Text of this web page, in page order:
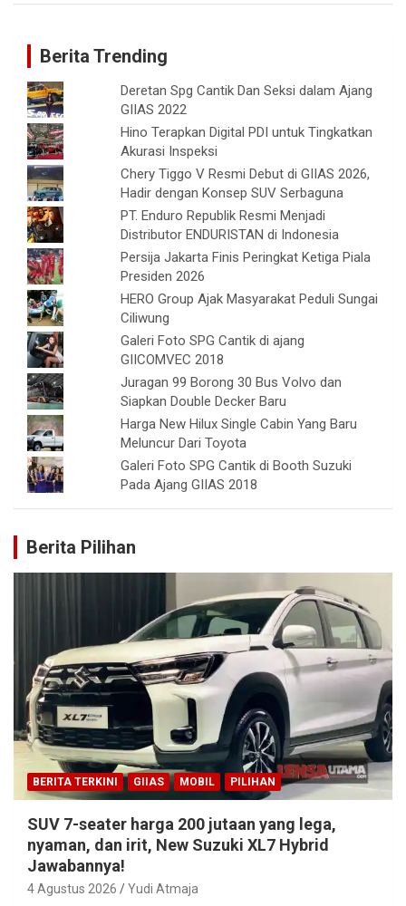
Berita Trending
Deretan Spg Cantik Dan Seksi dalam Ajang
GIIAS 2022
Hino Terapkan Digital PDI untuk Tingkatkan
Akurasi Inspeksi
Chery Tiggo V Resmi Debut di GIIAS 2026,
Hadir dengan Konsep SUV Serbaguna
PT. Enduro Republik Resmi Menjadi
Distributor ENDURISTAN di Indonesia
Persija Jakarta Finis Peringkat Ketiga Piala
Presiden 2026
HERO Group Ajak Masyarakat Peduli Sungai
Ciliwung
Galeri Foto SPG Cantik di ajang
GIICOMVEC 2018
Juragan 99 Borong 30 Bus Volvo dan
Siapkan Double Decker Baru
Harga New Hilux Single Cabin Yang Baru
Meluncur Dari Toyota
Galeri Foto SPG Cantik di Booth Suzuki
Pada Ajang GIIAS 2018
Berita Pilihan
BERITA TERKINI GIIAS MOBIL PILIHAN
SUV 7-seater harga 200 jutaan yang lega,
nyaman, dan irit, New Suzuki XL7 Hybrid
Jawabannya!
4 Agustus 2026 Yudi Atmaja